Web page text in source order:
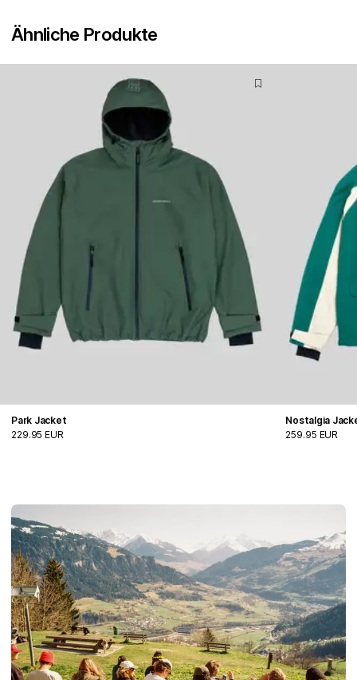
Ähnliche Produkte
Park Jacket
229.95 EUR
Nostalgia
259.95 EUR